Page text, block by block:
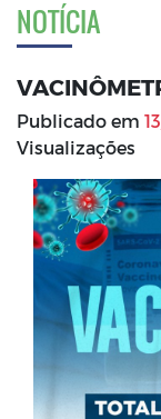
NOTÍCIA
Publicado em
Visualizações